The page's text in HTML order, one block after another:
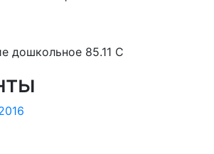
дошкольное 85.11 C